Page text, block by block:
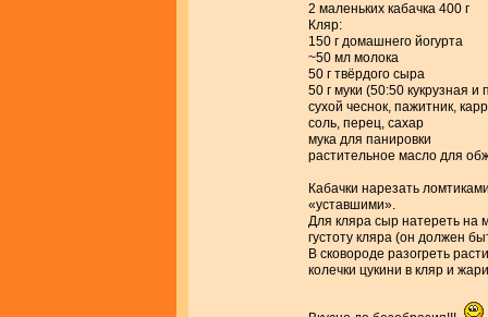
2 маленьких кабачка 400 г
Кляр:
150 г домашнего йогурта
~50 мл молока
50 г твёрдого сыра
50 г муки (50:50 кукрузная
сухой чеснок, пажитник,
соль, перец, сахар
мука для панировки
растительное масло для
Кабачки нарезать
«уставшими».
Для кляра сыр натереть на
густоту кляра (он должен
В сковороде разогреть
колечки цукини в кляр и